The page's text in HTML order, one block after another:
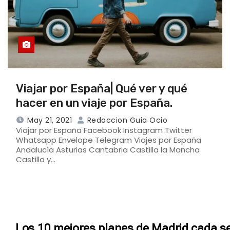
Viajar por España| Qué ver y qué
hacer en un viaje por España.
May 21, 2021 Redaccion Guia Ocio
Viajar por España Facebook Instagram Twitter
Whatsapp Envelope Telegram Viajes por España
Andalucía Asturias Cantabria Castilla la Mancha
Castilla y…